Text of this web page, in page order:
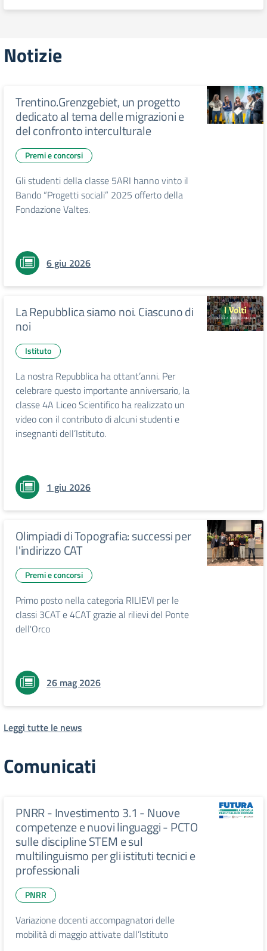
Notizie
Trentino.Grenzgebiet, un progetto
dedicato al tema delle migrazioni e
del confronto interculturale
Premi e concorsi
Gli studenti della classe 5ARI hanno vinto il
Bando “Progetti sociali” 2025 offerto della
Fondazione Valtes.
6 giu 2026
La Repubblica siamo noi. Ciascuno di
noi
Istituto
La nostra Repubblica ha ottant’anni. Per
celebrare questo importante anniversario, la
classe 4A Liceo Scientifico ha realizzato un
video con il contributo di alcuni studenti e
insegnanti dell’Istituto.
1 giu 2026
Olimpiadi di Topografia: successi per
l'indirizzo CAT
Premi e concorsi
Primo posto nella categoria RILIEVI per le
classi 3CAT e 4CAT grazie al rilievi del Ponte
dell'Orco
26 mag 2026
Leggi tutte le news
Comunicati
PNRR - Investimento 3.1 - Nuove
competenze e nuovi linguaggi - PCTO
sulle discipline STEM e sul
multilinguismo per gli istituti tecnici e
professionali
PNRR
Variazione docenti accompagnatori delle
mobilità di maggio attivate dall’Istituto